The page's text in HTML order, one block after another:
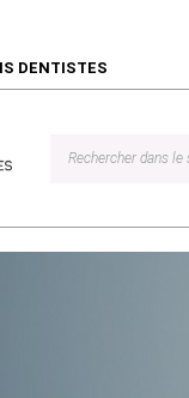
DENTISTES